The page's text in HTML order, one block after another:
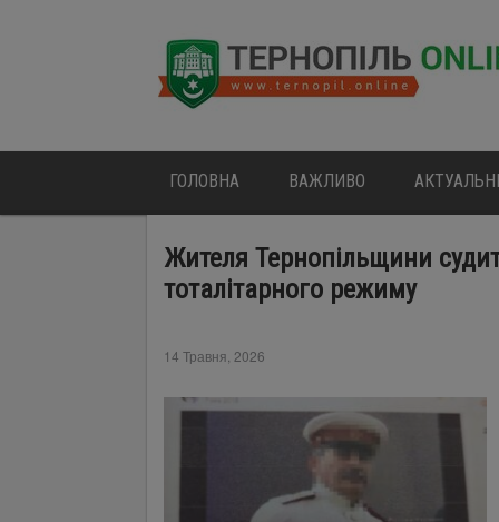
ГОЛОВНА ВАЖЛИВО
Жителя Тернопільщини
тоталітарного режиму
14 Травня, 2026